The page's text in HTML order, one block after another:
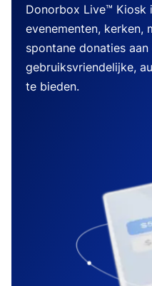
Donorbox Live™ Kiosk
evenementen, kerken,
spontane donaties
gebruiksvriendelijke,
te bieden.